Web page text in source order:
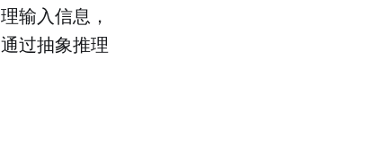
输入信息，
过抽象推理